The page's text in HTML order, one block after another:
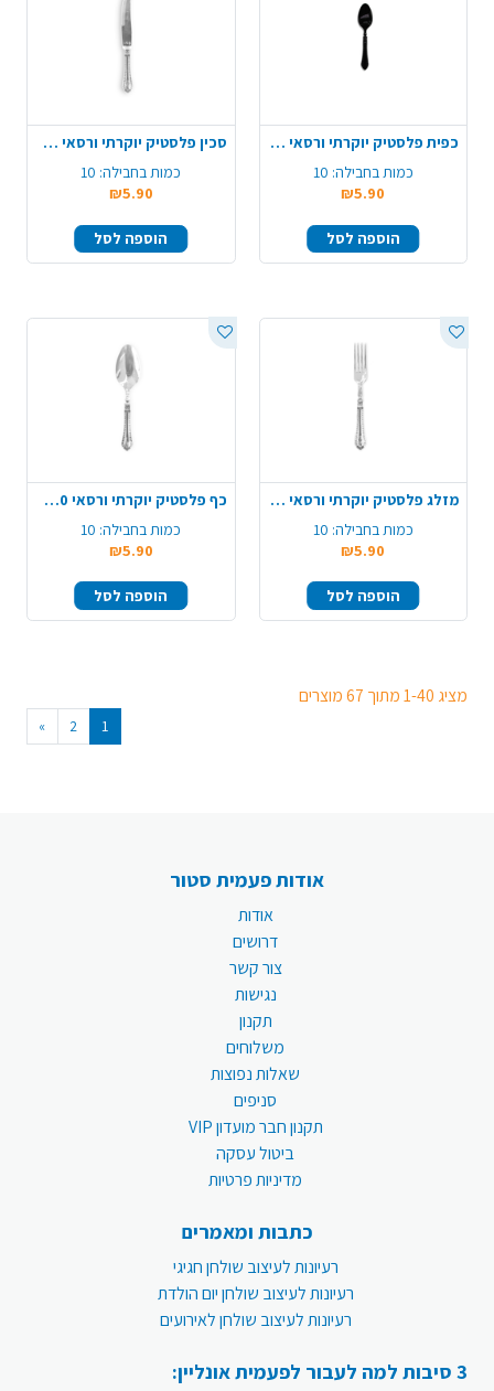
כפית פלסטיק יוקרתי ורסאי 10 יח' - שחור
כמות בחבילה: 10
₪5.90
הוספה לסל
סכין פלסטיק יוקרתי ורסאי 10 יח' - שקוף
כמות בחבילה: 10
₪5.90
הוספה לסל
מזלג פלסטיק יוקרתי ורסאי 10 יח' - שקוף
כמות בחבילה: 10
₪5.90
הוספה לסל
כף פלסטיק יוקרתי ורסאי 10 יח' - שקוף
כמות בחבילה: 10
₪5.90
הוספה לסל
מציג 1-40 מתוך 67 מוצרים
1
2
»
אודות פעמית סטור
אודות
דרושים
צור קשר
נגישות
תקנון
משלוחים
שאלות נפוצות
סניפים
תקנון חבר מועדון VIP
ביטול עסקה
מדיניות פרטיות
כתבות ומאמרים
רעיונות לעיצוב שולחן חגיגי
רעיונות לעיצוב שולחן יום הולדת
רעיונות לעיצוב שולחן לאירועים
3 סיבות למה לעבור לפעמית אונליין: